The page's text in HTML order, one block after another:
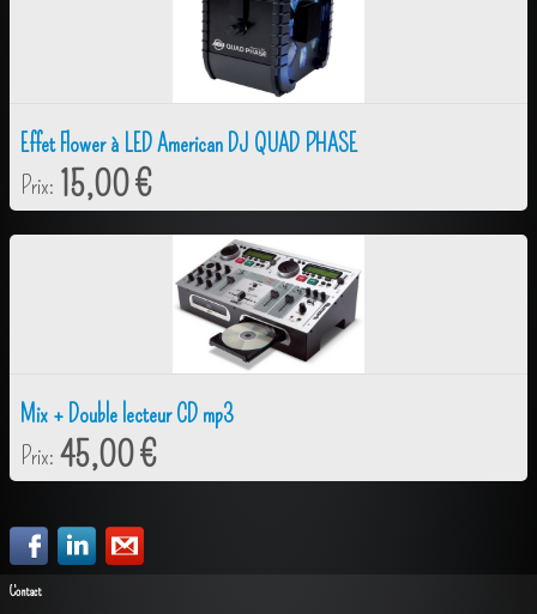
Effet Flower à LED American DJ QUAD PHASE
Prix: 15,00 €
Mix + Double lecteur CD mp3
Prix: 45,00 €
Contact